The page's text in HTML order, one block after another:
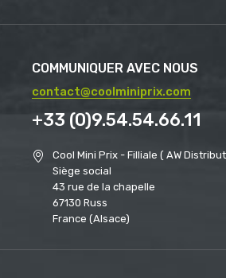
COMMUNIQUER AVEC NOUS
contact@coolminiprix.com
+33 (0)9.54.54.66.11
Cool Mini Prix - Filliale ( AW
Siège social
43 rue de la chapelle
67130 Russ
France (Alsace)